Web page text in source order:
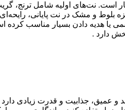
است. نت‌های اولیه شامل ترنج،
بلوط و مشک در نت پایانی،
.
و عمیق، جذابیت و قدرت زیادی